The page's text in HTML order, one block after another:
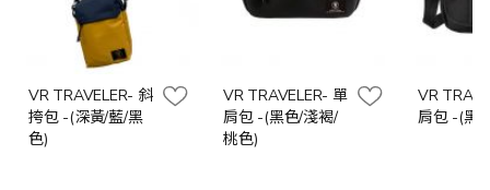
VR TRAVELER- 斜
挎包 -(深黃/藍/黑
色)
VR TRAVELER- 單
肩包 -(黑色/淺褐/
桃色)
VR
肩包 -(黑